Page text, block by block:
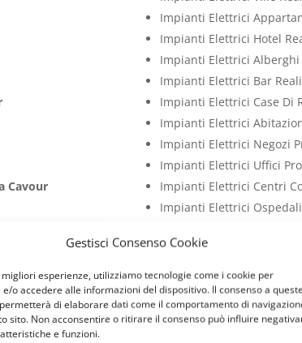
Gestisci Consenso Cookie
esperienze, utilizziamo tecnologie come i cookie per
o accedere alle informazioni del dispositivo. Il consenso a queste
di elaborare dati come il comportamento di
sito. Non acconsentire o ritirare il consenso può influire
e funzioni.
Cavour
Cavour
Cavour
Impianti Elettrici
Impianti Elettrici Hotel
Impianti Elettrici Alberghi
Impianti Elettrici Bar
Impianti Elettrici Case Di
Impianti Elettrici
Impianti Elettrici Negozi
Impianti Elettrici Uffici
Impianti Elettrici Centri
Impianti Elettrici
Impianti Elettrici Studi
Impianti Elettrici
Impianti Elettrici Palestre
Impianti Elettrici Attività
Impianti Elettrici
Impianti Elettrici Aziende